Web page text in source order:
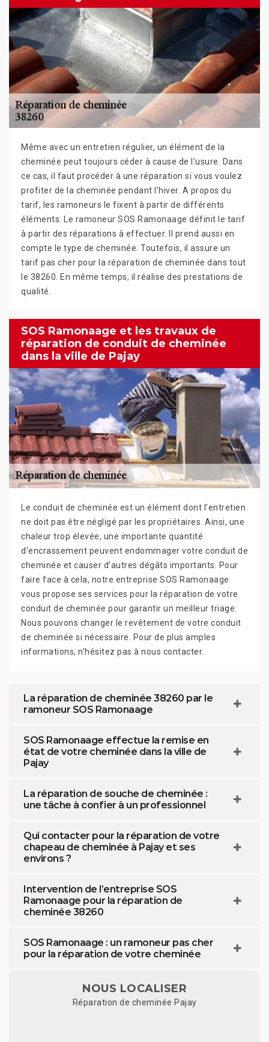
Même avec un entretien régulier, un élément de la
cheminée peut toujours céder à cause de l’usure. Dans
ce cas, il faut procéder à une réparation si vous voulez
profiter de la cheminée pendant l’hiver. A propos du
tarif, les ramoneurs le fixent à partir de différents
éléments. Le ramoneur SOS Ramonaage définit le tarif
à partir des réparations à effectuer. Il prend aussi en
compte le type de cheminée. Toutefois, il assure un
tarif pas cher pour la réparation de cheminée dans tout
le 38260. En même temps, il réalise des prestations de
qualité.
SOS Ramonaage et les travaux de
réparation de conduit de cheminée
dans la ville de Pajay
Le conduit de cheminée est un élément dont l’entretien
ne doit pas être négligé par les propriétaires. Ainsi, une
chaleur trop élevée, une importante quantité
d’encrassement peuvent endommager votre conduit de
cheminée et causer d’autres dégâts importants. Pour
faire face à cela, notre entreprise SOS Ramonaage
vous propose ses services pour la réparation de votre
conduit de cheminée pour garantir un meilleur triage.
Nous pouvons changer le revêtement de votre conduit
de cheminée si nécessaire. Pour de plus amples
informations, n’hésitez pas à nous contacter.
La réparation de cheminée 38260 par le
ramoneur SOS Ramonaage
SOS Ramonaage effectue la remise en
état de votre cheminée dans la ville de
Pajay
La réparation de souche de cheminée :
une tâche à confier à un professionnel
Qui contacter pour la réparation de votre
chapeau de cheminée à Pajay et ses
environs ?
Intervention de l’entreprise SOS
Ramonaage pour la réparation de
cheminée 38260
SOS Ramonaage : un ramoneur pas cher
pour la réparation de votre cheminée
NOUS LOCALISER
Réparation de cheminée Pajay